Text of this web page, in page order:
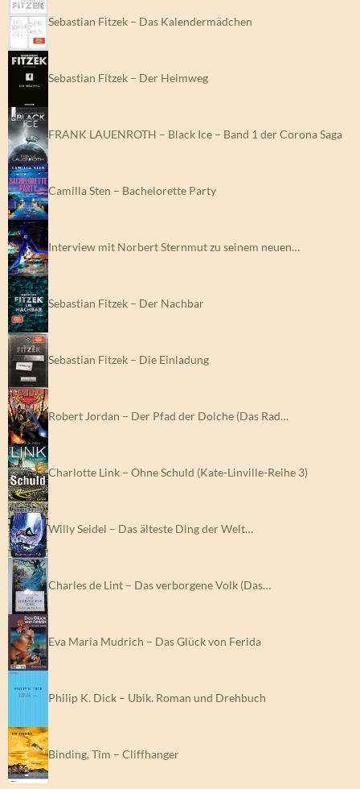
Sebastian Fitzek – Das Kalendermädchen
Sebastian Fitzek – Der Heimweg
FRANK LAUENROTH – Black Ice – Band 1 der Corona Saga
Camilla Sten – Bachelorette Party
Interview mit Norbert Sternmut zu seinem neuen…
Sebastian Fitzek – Der Nachbar
Sebastian Fitzek – Die Einladung
Robert Jordan – Der Pfad der Dolche (Das Rad…
Charlotte Link – Ohne Schuld (Kate-Linville-Reihe 3)
Willy Seidel – Das älteste Ding der Welt…
Charles de Lint – Das verborgene Volk (Das…
Eva Maria Mudrich – Das Glück von Ferida
Philip K. Dick – Ubik. Roman und Drehbuch
Binding, Tim – Cliffhanger